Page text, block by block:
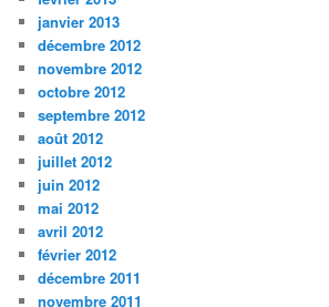
janvier 2013
décembre 2012
novembre 2012
octobre 2012
septembre 2012
août 2012
juillet 2012
juin 2012
mai 2012
avril 2012
février 2012
décembre 2011
novembre 2011